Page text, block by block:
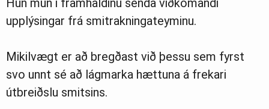
Hún mun i framhaldinu senda viðkomandi
upplýsingar frá smitrakningateyminu.
Mikilvægt er að bregðast við þessu sem fyrst
svo unnt sé að lágmarka hættuna á frekari
útbreiðslu smitsins.